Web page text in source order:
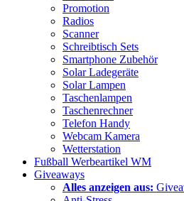
Promotion
Radios
Scanner
Schreibtisch Sets
Smartphone Zubehör
Solar Ladegeräte
Solar Lampen
Taschenlampen
Taschenrechner
Telefon Handy
Webcam Kamera
Wetterstation
Fußball Werbeartikel WM
Giveaways
Alles anzeigen aus: